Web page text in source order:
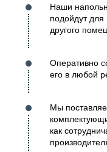
Наши
подойдут
другого
Оперативно
его в любой
Мы
как